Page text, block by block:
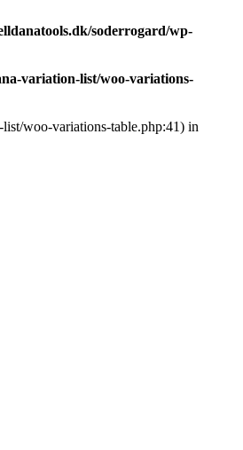
soderrogard/wp-
variation-list/woo-variations-
woo-variations-table.php:41) in